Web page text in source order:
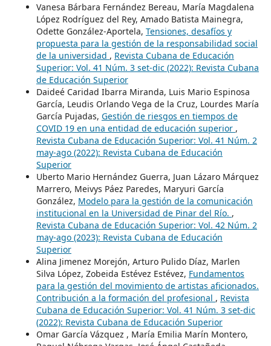
Vanesa Bárbara Fernández Bereau, María Magdalena
López Rodríguez del Rey, Amado Batista Mainegra,
Odette González-Aportela, Tensiones, desafíos y
propuesta para la gestión de la responsabilidad social
de la universidad , Revista Cubana de Educación
Superior: Vol. 41 Núm. 3 set-dic (2022): Revista Cubana
de Educación Superior
Daideé Caridad Ibarra Miranda, Luis Mario Espinosa
García, Leudis Orlando Vega de la Cruz, Lourdes María
García Pujadas, Gestión de riesgos en tiempos de
COVID 19 en una entidad de educación superior ,
Revista Cubana de Educación Superior: Vol. 41 Núm. 2
may-ago (2022): Revista Cubana de Educación
Superior
Uberto Mario Hernández Guerra, Juan Lázaro Márquez
Marrero, Meivys Páez Paredes, Maryuri García
González, Modelo para la gestión de la comunicación
institucional en la Universidad de Pinar del Río. ,
Revista Cubana de Educación Superior: Vol. 42 Núm. 2
may-ago (2023): Revista Cubana de Educación
Superior
Alina Jimenez Morejón, Arturo Pulido Díaz, Marlen
Silva López, Zobeida Estévez Estévez, Fundamentos
para la gestión del movimiento de artistas aficionados.
Contribución a la formación del profesional , Revista
Cubana de Educación Superior: Vol. 41 Núm. 3 set-dic
(2022): Revista Cubana de Educación Superior
Omar García Vázquez , María Emilia Marín Montero,